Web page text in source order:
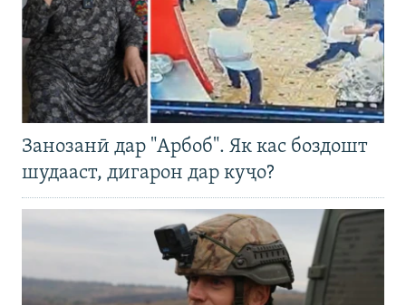
Занозанӣ дар "Арбоб". Як кас боздошт
шудааст, дигарон дар куҷо?